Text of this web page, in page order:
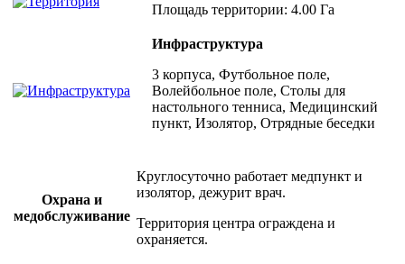
Площадь территории: 4.00 Га
Инфраструктура
3 корпуса, Футбольное поле,
Волейбольное поле, Столы для
настольного тенниса, Медицинский
пункт, Изолятор, Отрядные беседки
Охрана и
медобслуживание
Круглосуточно работает медпункт и
изолятор, дежурит врач.
Территория центра ограждена и
охраняется.